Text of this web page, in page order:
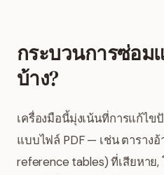
กระบวนการซ่อม
บ้าง?
เครื่องมือนี้มุ่งเน้นที่การแก้ไข
แบบไฟล์ PDF — เช่น ตารางอ้
reference tables) ที่เสียหาย,